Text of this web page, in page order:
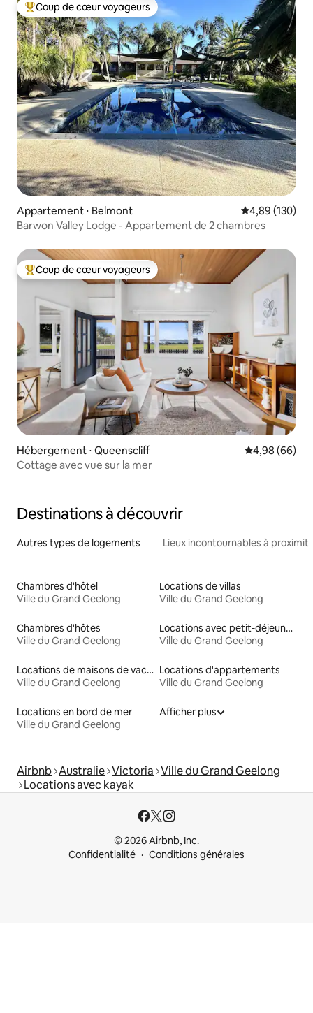
Coups de cœur voyageurs les plus appréciés
Coup de cœur voyageurs
Appartement ⋅ Belmont Évaluation
4,89 (130)
Barwon Valley Lodge - Appartement de 2 chambres
Coups de cœur voyageurs les plus appréciés
Coup de cœur voyageurs
Hébergement ⋅ Queenscliff Évaluation
4,98 (66)
Cottage avec vue sur la mer
Destinations à découvrir
Autres types de logements Lieux incontournables à
Chambres d'hôtel
Ville du Grand Geelong
Locations de villas
Ville du Grand Geelong
Chambres d'hôtes
Ville du Grand Geelong
Locations avec petit-déjeuner
Ville du Grand Geelong
Locations de maisons de vacances
Ville du Grand Geelong
Locations d'appartements
Ville du Grand Geelong
Locations en bord de mer
Ville du Grand Geelong
Afficher plus
Airbnb Australie Victoria Ville du Grand Geelong
Locations avec kayak
© 2026 Airbnb, Inc.
Confidentialité
Conditions générales